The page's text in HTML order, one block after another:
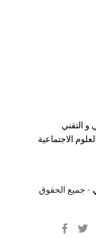
و التقني
الاجتماعية
- جميع الحقوق